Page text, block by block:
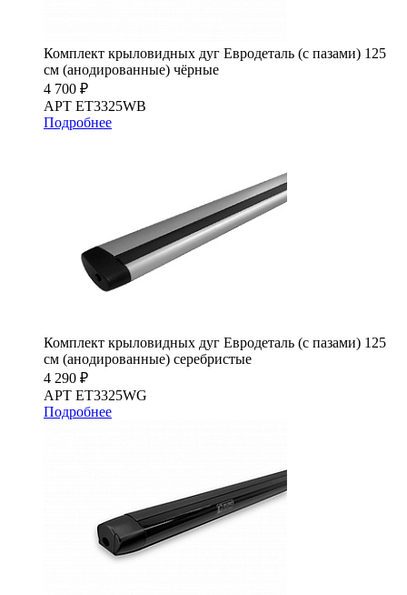
Комплект крыловидных дуг Евродеталь (с пазами) 125
см (анодированные) чёрные
4 700 ₽
АРТ ET3325WB
Подробнее
Комплект крыловидных дуг Евродеталь (с пазами) 125
см (анодированные) серебристые
4 290 ₽
АРТ ET3325WG
Подробнее